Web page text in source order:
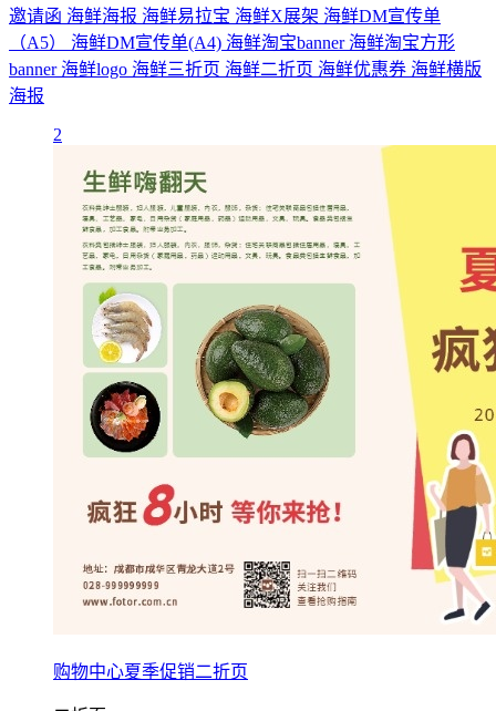
邀请函 海鲜海报 海鲜易拉宝 海鲜X展架 海鲜DM宣传单
（A5） 海鲜DM宣传单(A4) 海鲜淘宝banner 海鲜淘宝方形
banner 海鲜logo 海鲜三折页 海鲜二折页 海鲜优惠券 海鲜横版
海报
2
购物中心夏季促销二折页